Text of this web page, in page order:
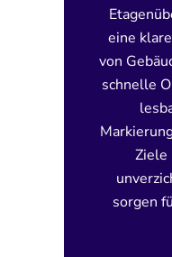
eine
von
schnelle
Ziele
sorgen